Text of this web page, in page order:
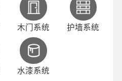
木门系统 护墙系统
水漆系统